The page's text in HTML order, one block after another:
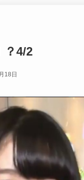
4/2
18日